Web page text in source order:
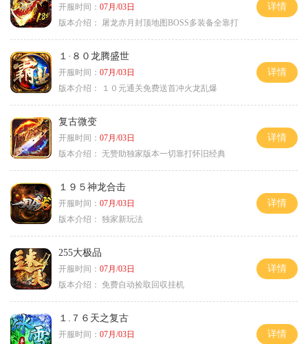
开服时间： 07月/03日
版本介绍：
屠龙赤月封顶地图BOSS多装备全靠打
详情
１·８０龙腾盛世
开服时间： 07月/03日
版本介绍：
１０元通关免费送首冲火龙乱爆
详情
复古微变
开服时间： 07月/03日
版本介绍： 无赞助独家版本一切靠打怀旧经典
详情
１９５神龙合击
开服时间： 07月/03日
版本介绍： 独家新玩法
详情
255大极品
开服时间： 07月/03日
版本介绍： 免费自动捡取回収挂机
详情
１.７６天之复古
开服时间： 07月/03日
详情